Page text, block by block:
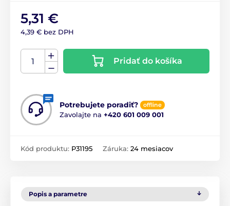
5,31 €
4,39 € bez DPH
Pridať do košíka
Potrebujete poradiť? offline
Zavolajte na +420 601 009 001
Kód produktu: P31195 Záruka: 24 mesiacov
Popis a parametre